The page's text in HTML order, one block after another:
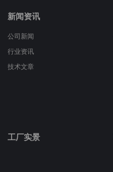
新闻资讯
公司新闻
行业资讯
技术文章
工厂实景